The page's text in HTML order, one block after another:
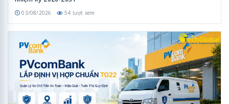
03/08/2026 54 lượt xem